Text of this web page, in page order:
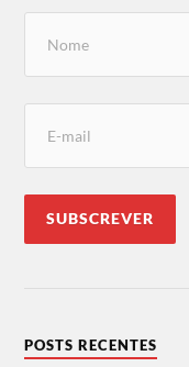
POSTS RECENTES